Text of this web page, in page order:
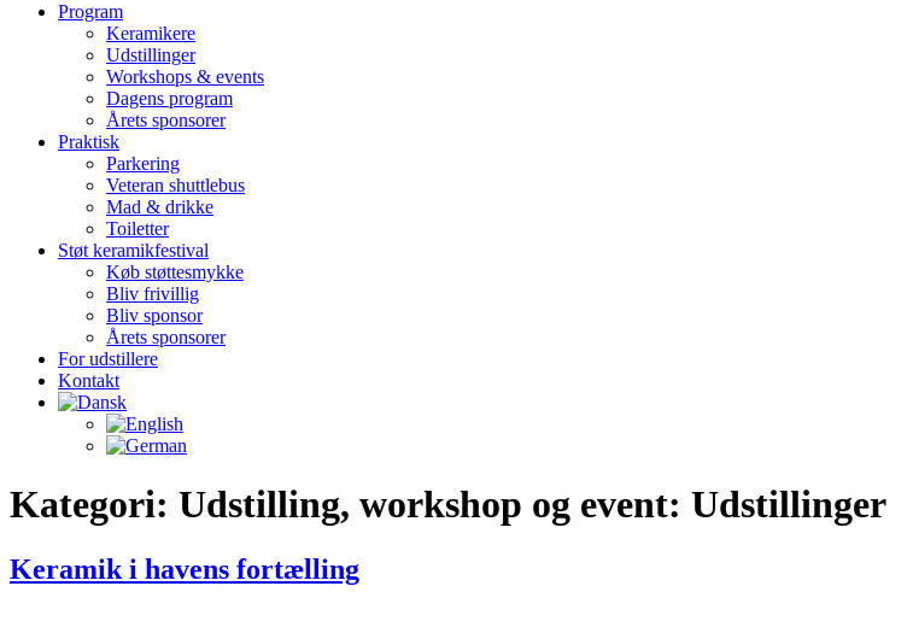
Program
Keramikere
Udstillinger
Workshops & events
Dagens program
Årets sponsorer
Praktisk
Parkering
Veteran shuttlebus
Mad & drikke
Toiletter
Støt keramikfestival
Køb støttesmykke
Bliv frivillig
Bliv sponsor
Årets sponsorer
For udstillere
Kontakt
Kategori: Udstilling, workshop og event: Udstillinger
Keramik i havens fortælling